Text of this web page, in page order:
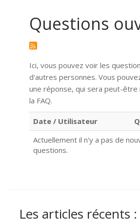
Questions
Ici, vous pouvez voir les
d'autres personnes. Vous
une réponse, qui sera peut-être
la FAQ.
Date / Utilisateur
Actuellement il n'y a pas de
questions.
Les articles récents :